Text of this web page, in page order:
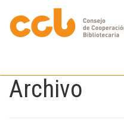
Archivo